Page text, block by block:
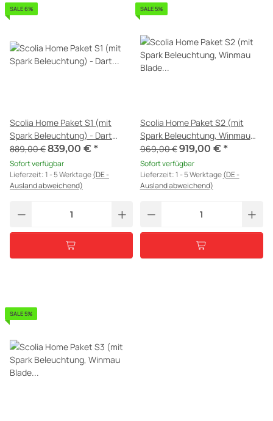
SALE 6%
Scolia Home Paket S1 (mit
Spark Beleuchtung) - Dart
Autoscoring
889,00 €839,00 € *
Sofort verfügbar
Lieferzeit:1 - 5 Werktage(DE -
Ausland abweichend)
SALE 5%
Scolia Home Paket S2 (mit
Spark Beleuchtung, Winmau
Blade 6, Surround rot) - Dart
Autoscoring
969,00 €919,00 € *
Sofort verfügbar
Lieferzeit:1 - 5 Werktage(DE -
Ausland abweichend)
SALE 5%